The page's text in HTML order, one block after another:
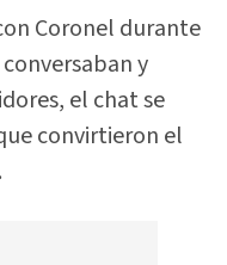
Coronel durante
y
el chat se
convirtieron el